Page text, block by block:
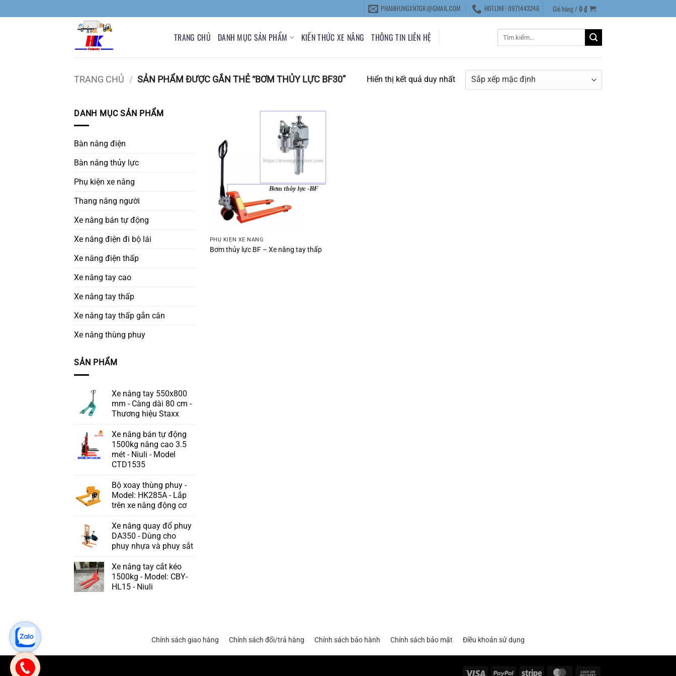
qua
PHAMHUNGXNTGR@GMAIL.COM HOTLINE: 0971443246 Giỏ hàng /0₫
TRANG CHỦ DANH MỤC SẢN PHẨM KIẾN THỨC XE NÂNG THÔNG TIN LIÊN HỆ
TRANG CHỦ / SẢN PHẨM ĐƯỢC GẮN THẺ “BƠM THỦY LỰC BF30” Hiển thị kết quả duy nhất
DANH MỤC SẢN PHẨM
Bàn nâng điện
Bàn nâng thủy lực
Phụ kiện xe nâng
Thang nâng người
Xe nâng bán tự động
Xe nâng điện đi bộ lái
Xe nâng điện thấp
Xe nâng tay cao
Xe nâng tay thấp
Xe nâng tay thấp gắn cân
Xe nâng thùng phuy
SẢN PHẨM
Xe nâng tay 550x800
mm - Càng dài 80 cm -
Thương hiệu Staxx
Xe nâng bán tự động
1500kg nâng cao 3.5
mét - Niuli - Model
CTD1535
Bộ xoay thùng phuy -
Model: HK285A - Lắp
trên xe nâng động cơ
Xe nâng quay đổ phuy
DA350 - Dùng cho
phuy nhựa và phuy sắt
Xe nâng tay cắt kéo
1500kg - Model: CBY-
HL15 - Niuli
PHỤ KIỆN XE NÂNG
Bơm thủy lực BF – Xe nâng tay thấp
Chính sách giao hàng Chính sách đổi/trả hàng Chính sách bảo hành Chính sách bảo mật Điều khoản sử dụng
Visa PayPal Stripe MasterCard